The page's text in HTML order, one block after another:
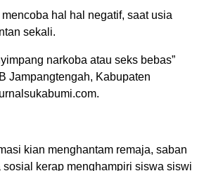
hal hal negatif, saat usia
sekali.
narkoba atau seks bebas”
Jampangtengah, Kabupaten
kian menghantam remaja, saban
sosial kerap menghampiri siswa siswi